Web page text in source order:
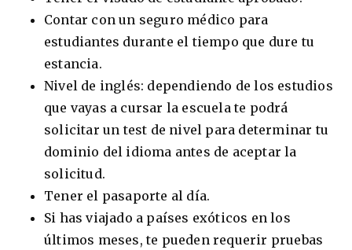
Contar con un seguro médico para
estudiantes durante el tiempo que dure tu
estancia.
Nivel de inglés: dependiendo de los estudios
que vayas a cursar la escuela te podrá
solicitar un test de nivel para determinar tu
dominio del idioma antes de aceptar la
solicitud.
Tener el pasaporte al día.
Si has viajado a países exóticos en los
últimos meses, te pueden requerir pruebas